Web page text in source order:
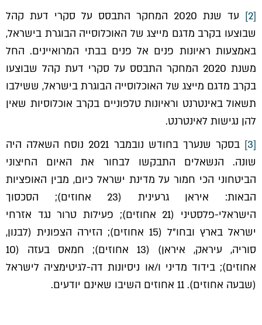
[2]
עד שנת 2020 המחקר התבסס על סקרי דעת קהל
שבוצעו בקרב מדגם מייצג של האוכלוסייה הבוגרת בישראל,
באמצעות ראיונות פנים אל פנים בבתי המרואיינים. החל
משנת 2020 המחקר התבסס על סקרי דעת קהל שבוצעו
בקרב מדגם מייצג של האוכלוסייה הבוגרת בישראל, ששילבו
תשאול באינטרנט וראיונות טלפוניים בקרב אוכלוסיות שאין
להן נגישות לאינטרנט.
[3]
בסקר שנערך בחודש נובמבר 2021 נוסח השאלה היה
שונה. הנשאלים התבקשו לבחור את האיום החיצוני
הביטחוני הכי חמור על מדינת ישראל כיום, מבין האופציות
הבאות: איראן גרעינית (23 אחוזים); הסכסוך
הישראלי-פלסטיני (21 אחוזים); פעילות טרור נגד אזרחי
ישראל בארץ ובחו"ל (15 אחוזים); הזירה הצפונית (לבנון,
סוריה, עיראק, איראן) (13 אחוזים); חמאס בעזה (10
אחוזים); בידוד מדיני ו/או ניסיונות דה-לגיטימציה לישראל
(שבעה אחוזים). 11 אחוזים השיבו שאינם יודעים.